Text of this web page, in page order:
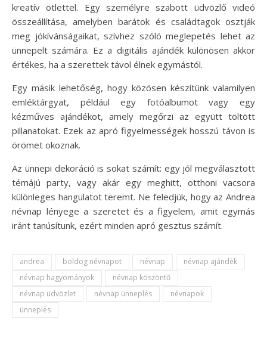
kreatív ötlettel. Egy személyre szabott üdvözlő videó
összeállítása, amelyben barátok és családtagok osztják
meg jókívánságaikat, szívhez szóló meglepetés lehet az
ünnepelt számára. Ez a digitális ajándék különösen akkor
értékes, ha a szerettek távol élnek egymástól.
Egy másik lehetőség, hogy közösen készítünk valamilyen
emléktárgyat, például egy fotóalbumot vagy egy
kézműves ajándékot, amely megőrzi az együtt töltött
pillanatokat. Ezek az apró figyelmességek hosszú távon is
örömet okoznak.
Az ünnepi dekoráció is sokat számít: egy jól megválasztott
témájú party, vagy akár egy meghitt, otthoni vacsora
különleges hangulatot teremt. Ne feledjük, hogy az Andrea
névnap lényege a szeretet és a figyelem, amit egymás
iránt tanúsítunk, ezért minden apró gesztus számít.
andrea boldog névnapot névnap
névnap ajándék
névnap hagyományok
névnap köszöntő
névnap üdvözlet
névnap ünneplés
névnapok
ünneplés